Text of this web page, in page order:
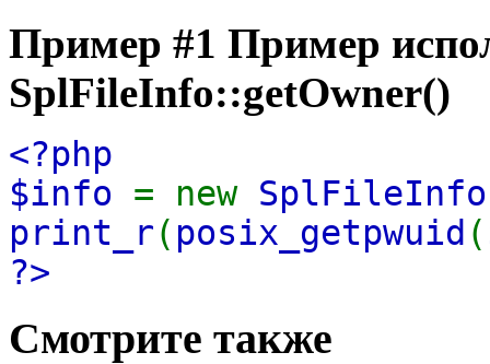
Пример #1 Пример
SplFileInfo::getOwner()
<?php
$info = new SplFileInfo
print_r( posix_getpwuid (
?>
Смотрите также